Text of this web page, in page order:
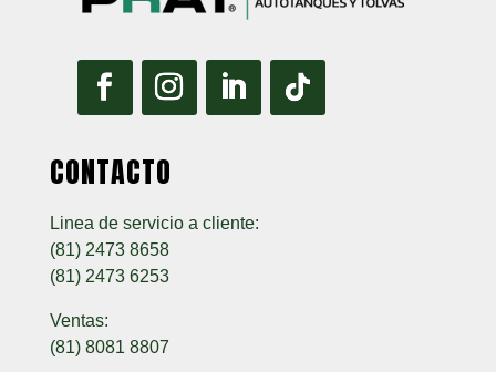
CONTACTO
Linea de servicio a cliente:
(81) 2473 8658
(81) 2473 6253
Ventas:
(81) 8081 8807